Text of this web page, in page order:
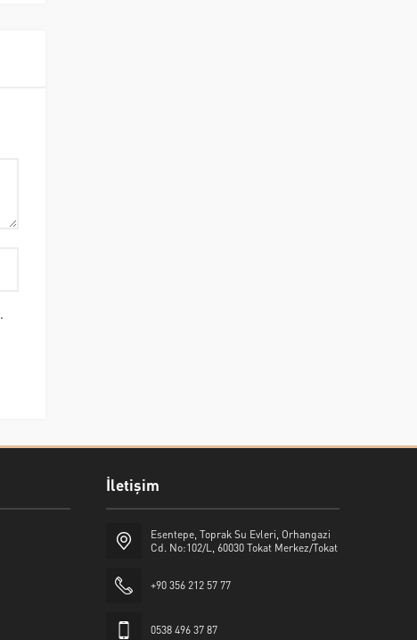
İletişim
Esentepe, Toprak Su Evleri, Orhangazi
Cd. No:102/L, 60030 Tokat Merkez/Tokat
+90 356 212 57 77
0538 496 37 87